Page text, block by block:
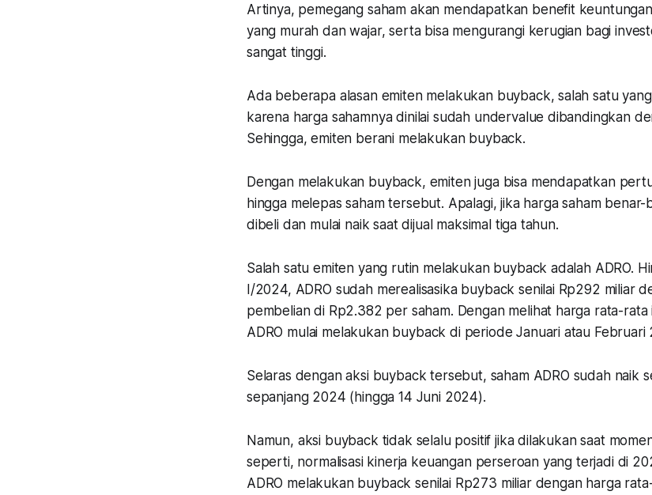
Artinya, pemegang saham akan mendapatkan benefit
yang murah dan wajar, serta bisa mengurangi kerugian bagi
sangat tinggi.
Ada beberapa alasan emiten melakukan buyback, salah satu
karena harga sahamnya dinilai sudah undervalue dibandingkan
Sehingga, emiten berani melakukan buyback.
Dengan melakukan buyback, emiten juga bisa mendapatkan
hingga melepas saham tersebut. Apalagi, jika harga saham
dibeli dan mulai naik saat dijual maksimal tiga tahun.
Salah satu emiten yang rutin melakukan buyback adalah ADRO.
I/2024, ADRO sudah merealisasika buyback senilai Rp292 miliar
pembelian di Rp2.382 per saham. Dengan melihat harga rata-
ADRO mulai melakukan buyback di periode Januari atau Februari
Selaras dengan aksi buyback tersebut, saham ADRO sudah naik
sepanjang 2024 (hingga 14 Juni 2024).
Namun, aksi buyback tidak selalu positif jika dilakukan saat
seperti, normalisasi kinerja keuangan perseroan yang terjadi di
ADRO melakukan buyback senilai Rp273 miliar dengan harga